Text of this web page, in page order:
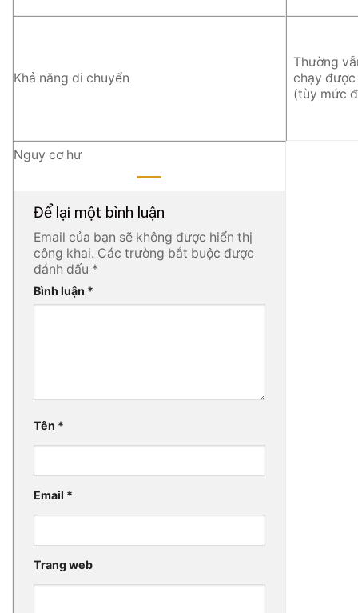
Khả năng di chuyển
Thường
chạy được
(tùy mức
Nguy cơ hư
Để lại một bình luận
Email của bạn sẽ không được hiển thị
công khai. Các trường bắt buộc được
đánh dấu *
Bình luận *
Tên *
Email *
Trang web